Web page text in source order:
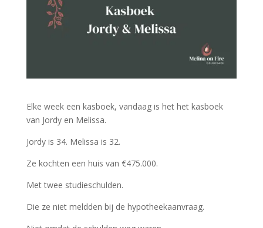
Elke week een kasboek, vandaag is het het kasboek
van Jordy en Melissa.
Jordy is 34. Melissa is 32.
Ze kochten een huis van €475.000.
Met twee studieschulden.
Die ze niet meldden bij de hypotheekaanvraag.